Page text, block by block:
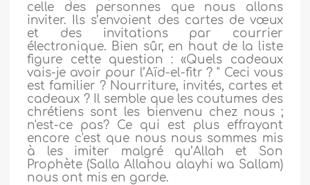
celle des personnes que nous allons
inviter. Ils s’envoient des cartes de vœux
et des invitations par courrier
électronique. Bien sûr, en haut de la liste
figure cette question : «Quels cadeaux
vais-je avoir pour l’Aïd-el-fitr ? " Ceci vous
est familier ? Nourriture, invités, cartes et
cadeaux ? Il semble que les coutumes des
chrétiens sont les bienvenu chez nous ;
n'est-ce pas? Ce qui est plus effrayant
encore c'est que nous nous sommes mis
à les imiter malgré qu’Allah et Son
Prophète (Salla Allahou alayhi wa Sallam)
nous ont mis en garde.